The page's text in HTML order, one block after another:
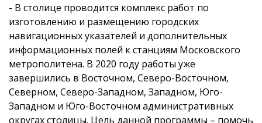
- В столице проводится комплекс работ по
изготовлению и размещению городских
навигационных указателей и дополнительных
информационных полей к станциям Московского
метрополитена. В 2020 году работы уже
завершились в Восточном, Северо-Восточном,
Северном, Северо-Западном, Западном, Юго-
Западном и Юго-Восточном административных
округах столицы. Цель данной программы – помочь